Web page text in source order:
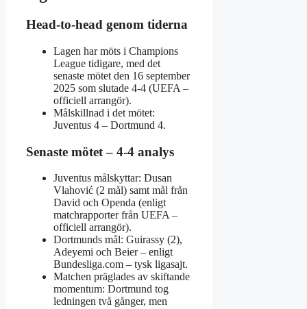
Head‑to‑head genom tiderna
Lagen har möts i Champions
League tidigare, med det
senaste mötet den 16 september
2025 som slutade 4‑4 (UEFA –
officiell arrangör).
Målskillnad i det mötet:
Juventus 4 – Dortmund 4.
Senaste mötet – 4‑4 analys
Juventus målskyttar: Dusan
Vlahović (2 mål) samt mål från
David och Openda (enligt
matchrapporter från UEFA –
officiell arrangör).
Dortmunds mål: Guirassy (2),
Adeyemi och Beier – enligt
Bundesliga.com – tysk ligasajt.
Matchen präglades av skiftande
momentum: Dortmund tog
ledningen två gånger, men